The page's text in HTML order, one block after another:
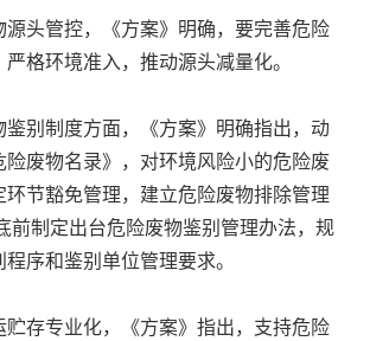
源头管控，《方案》明确，要完善危险
格环境准入，推动源头减量化。
别制度方面，《方案》明确指出，动
险废物名录》，对环境风险小的危险废
节豁免管理，建立危险废物排除管理
前制定出台危险废物鉴别管理办法，规
序和鉴别单位管理要求。
贮存专业化，《方案》指出，支持危险